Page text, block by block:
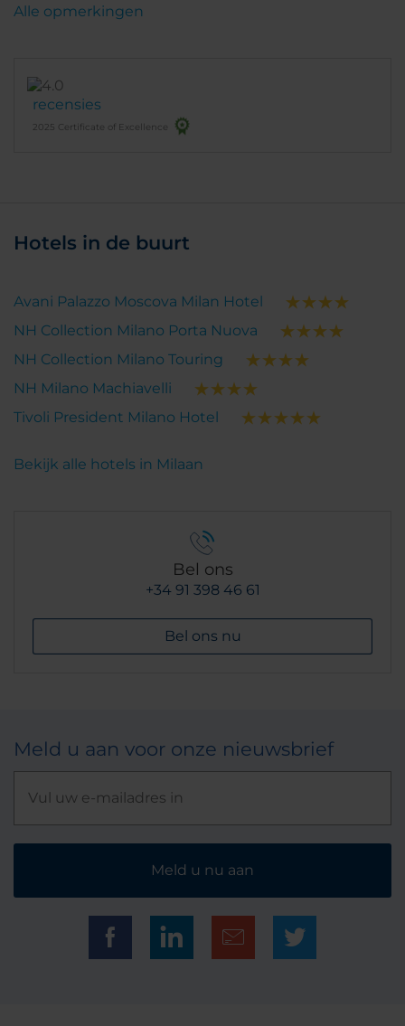
recensies
2025 Certificate of Excellence
Alle opmerkingen
Hotels in de buurt
Avani Palazzo Moscova Milan Hotel
NH Collection Milano Porta Nuova
NH Collection Milano Touring
NH Milano Machiavelli
Tivoli President Milano Hotel
Bekijk alle hotels in Milaan
Bel ons
+34 91 398 46 61
Bel ons nu
Meld u aan voor onze nieuwsbrief
Meld u nu aan